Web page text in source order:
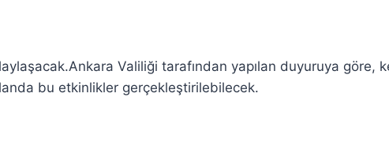
Valiliği tarafından yapılan duyuruya göre,
bu etkinlikler gerçekleştirilebilecek.